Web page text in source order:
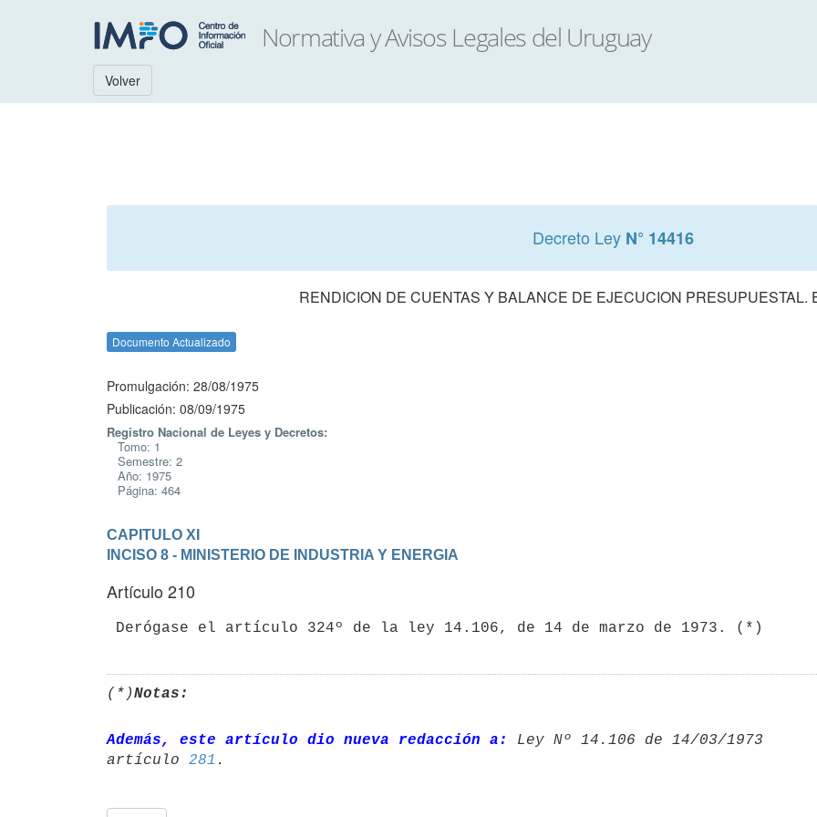
Volver
Decreto Ley N° 14416
RENDICION DE CUENTAS Y BALANCE DE EJECUCION PRESUPUESTAL.
Documento Actualizado
Promulgación: 28/08/1975
Publicación: 08/09/1975
Registro Nacional de Leyes y Decretos:
Tomo: 1
Semestre: 2
Año: 1975
Página: 464
CAPITULO XI
INCISO 8 - MINISTERIO DE INDUSTRIA Y ENERGIA
Artículo 210
(*)Notas:
Además, este artículo dio nueva redacción a:
Ley Nº 14.106 de 14/03/1973
artículo 281